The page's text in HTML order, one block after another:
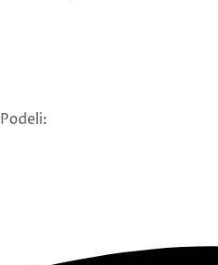
Podeli: